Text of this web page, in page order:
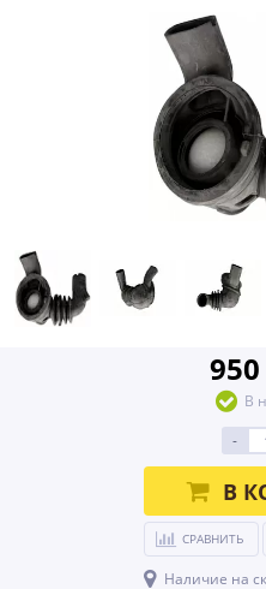
В
-
В
СРАВНИТЬ
Наличие на